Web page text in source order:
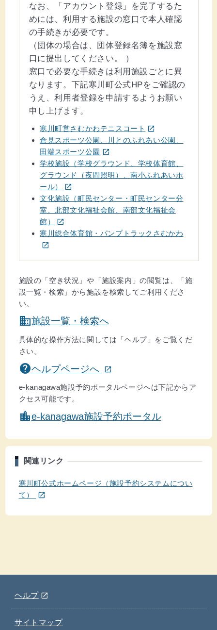
なお、「アカウント登録」を完了するた
めには、利用する施設の窓口で本人確認
の手続きが必要です。
（団体の場合は、団体登録名簿を施設窓
口に提出してください。 ）
窓口で必要な手続きは利用施設ごとに異
なります。下記寒川町公式HPをご確認の
うえ、利用者登録を申請するようお願い
申し上げます。
寒川町営さむかわテニスコート open_in_new
倉見スポーツ公園、川とのふれあい公園、
田端スポーツ公園 open_in_new
学校施設（学校グラウンド、学校体育館、
グラウンド（夜間照明）、南小ふれあいホ
ール）
open_in_new
文化施設（町民センター・町民センター分
室、北部文化福祉会館、南部文化福祉会
館）
open_in_new
寒川総合体育館・パンプトラックさむかわ
open_in_new
施設の「空き状況」や「施設案内」の閲覧は、「施
設一覧・検索」から施設を検索してご利用くださ
い。
domain施設一覧・検索へ
具体的な操作方法に関しては「ヘルプ」をご覧くだ
さい。
helpヘルプページへ open_in_new
e-kanagawa施設予約ポータルページへは下記からア
クセス可能です。
location_citye-kanagawa施設予約ポータル
関連リンク
寒川町公式ホームページ（施設予約システムについ
て）
open_in_new
ヘルプ open_in_new
サイトマップ